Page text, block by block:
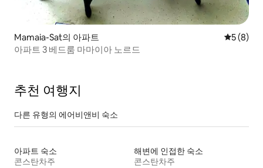
Mamaia-Sat의 아파트 평점 5점
5 (8)
아파트 3 베드룸 마마이아 노르드
추천 여행지
다른 유형의 에어비앤비 숙소
아파트 숙소
콘스탄차주
해변에 인접한 숙소
콘스탄차주